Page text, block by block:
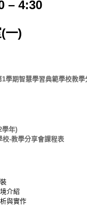
– 4:30
一)
1學期智慧學習典範學校教
學年)
-教學分享會課程表
介紹
與實作